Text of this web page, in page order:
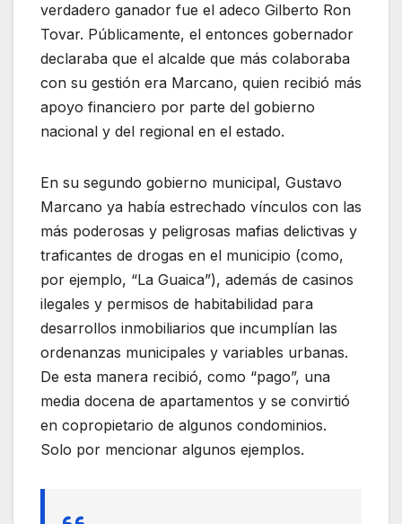
verdadero ganador fue el adeco Gilberto Ron
Tovar. Públicamente, el entonces gobernador
declaraba que el alcalde que más colaboraba
con su gestión era Marcano, quien recibió más
apoyo financiero por parte del gobierno
nacional y del regional en el estado.
En su segundo gobierno municipal, Gustavo
Marcano ya había estrechado vínculos con las
más poderosas y peligrosas mafias delictivas y
traficantes de drogas en el municipio (como,
por ejemplo, “La Guaica”), además de casinos
ilegales y permisos de habitabilidad para
desarrollos inmobiliarios que incumplían las
ordenanzas municipales y variables urbanas.
De esta manera recibió, como “pago”, una
media docena de apartamentos y se convirtió
en copropietario de algunos condominios.
Solo por mencionar algunos ejemplos.